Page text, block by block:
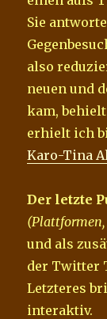
Sie
also
neuen und
kam,
erhielt ich
Karo-Tina
Der letzte
und als
der Twitter
Letzteres
interaktiv.